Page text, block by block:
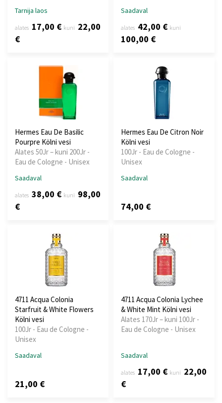
Tarnija laos
alates 17,00 € kuni 22,00
€
Saadaval
alates 42,00 € kuni
100,00 €
Hermes Eau De Basilic
Pourpre Kölni vesi
Alates 50Jr – kuni 200Jr -
Eau de Cologne - Unisex
Saadaval
alates 38,00 € kuni 98,00
€
Hermes Eau De Citron Noir
Kölni vesi
100Jr - Eau de Cologne -
Unisex
Saadaval
74,00 €
4711 Acqua Colonia
Starfruit & White Flowers
Kölni vesi
100Jr - Eau de Cologne -
Unisex
Saadaval
21,00 €
4711 Acqua Colonia Lychee
& White Mint Kölni vesi
Alates 170Jr – kuni 100Jr -
Eau de Cologne - Unisex
Saadaval
alates 17,00 € kuni 22,00
€